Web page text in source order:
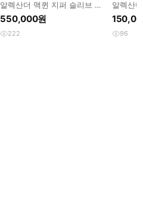
알렉산더 맥퀸 지퍼 슬리브 스
웨터
550,000원
222
알렉산
96